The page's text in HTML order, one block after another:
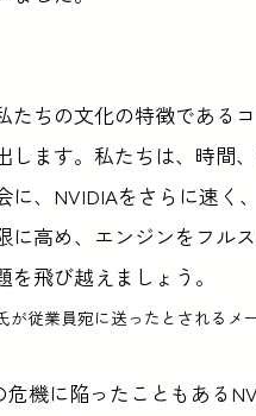
たちの文化の特徴である
します。私たちは、時間
に、NVIDIAをさらに速く
に高め、エンジンをフル
を飛び越えましょう。
が従業員宛に送ったとされるメ
機に陥ったこともある